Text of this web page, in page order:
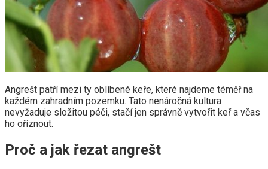
Angrešt patří mezi ty oblíbené keře, které najdeme téměř na
každém zahradním pozemku. Tato nenáročná kultura
nevyžaduje složitou péči, stačí jen správně vytvořit keř a včas
ho oříznout.
Proč a jak řezat angrešt